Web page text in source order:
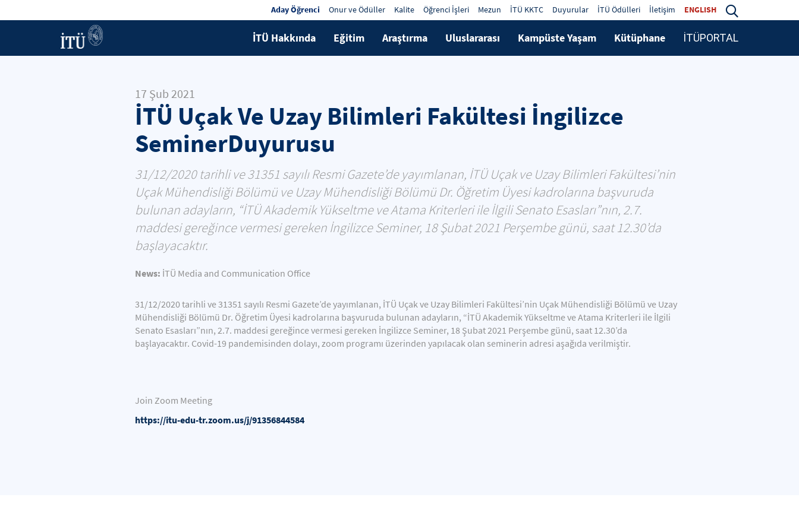
Aday Öğrenci Onur ve Ödüller Kalite Öğrenci İşleri Mezun İTÜ KKTC Duyurular İTÜ Ödülleri İletişim ENGLISH
İTÜ Hakkında Eğitim Araştırma Uluslararası Kampüste Yaşam Kütüphane İTÜPORTAL
17 Şub 2021
İTÜ Uçak Ve Uzay Bilimleri Fakültesi İngilizce
SeminerDuyurusu
31/12/2020 tarihli ve 31351 sayılı Resmi Gazete’de yayımlanan, İTÜ Uçak ve Uzay Bilimleri Fakültesi’nin
Uçak Mühendisliği Bölümü ve Uzay Mühendisliği Bölümü Dr. Öğretim Üyesi kadrolarına başvuruda
bulunan adayların, “İTÜ Akademik Yükseltme ve Atama Kriterleri ile İlgili Senato Esasları”nın, 2.7.
maddesi gereğince vermesi gereken İngilizce Seminer, 18 Şubat 2021 Perşembe günü, saat 12.30’da
başlayacaktır.
News: İTÜ Media and Communication Office
31/12/2020 tarihli ve 31351 sayılı Resmi Gazete’de yayımlanan, İTÜ Uçak ve Uzay Bilimleri Fakültesi’nin Uçak Mühendisliği Bölümü ve Uzay
Mühendisliği Bölümü Dr. Öğretim Üyesi kadrolarına başvuruda bulunan adayların, “İTÜ Akademik Yükseltme ve Atama Kriterleri ile İlgili
Senato Esasları”nın, 2.7. maddesi gereğince vermesi gereken İngilizce Seminer, 18 Şubat 2021 Perşembe günü, saat 12.30’da
başlayacaktır. Covid-19 pandemisinden dolayı, zoom programı üzerinden yapılacak olan seminerin adresi aşağıda verilmiştir.
Join Zoom Meeting
https://itu-edu-tr.zoom.us/j/91356844584